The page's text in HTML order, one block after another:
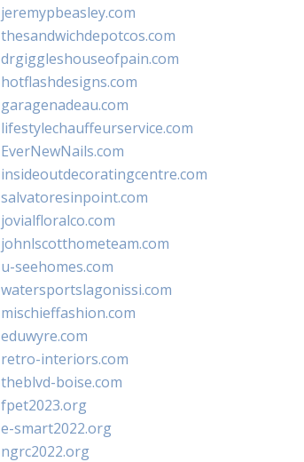
jeremypbeasley.com
thesandwichdepotcos.com
drgiggleshouseofpain.com
hotflashdesigns.com
garagenadeau.com
lifestylechauffeurservice.com
EverNewNails.com
insideoutdecoratingcentre.com
salvatoresinpoint.com
jovialfloralco.com
johnlscotthometeam.com
u-seehomes.com
watersportslagonissi.com
mischieffashion.com
eduwyre.com
retro-interiors.com
theblvd-boise.com
fpet2023.org
e-smart2022.org
ngrc2022.org